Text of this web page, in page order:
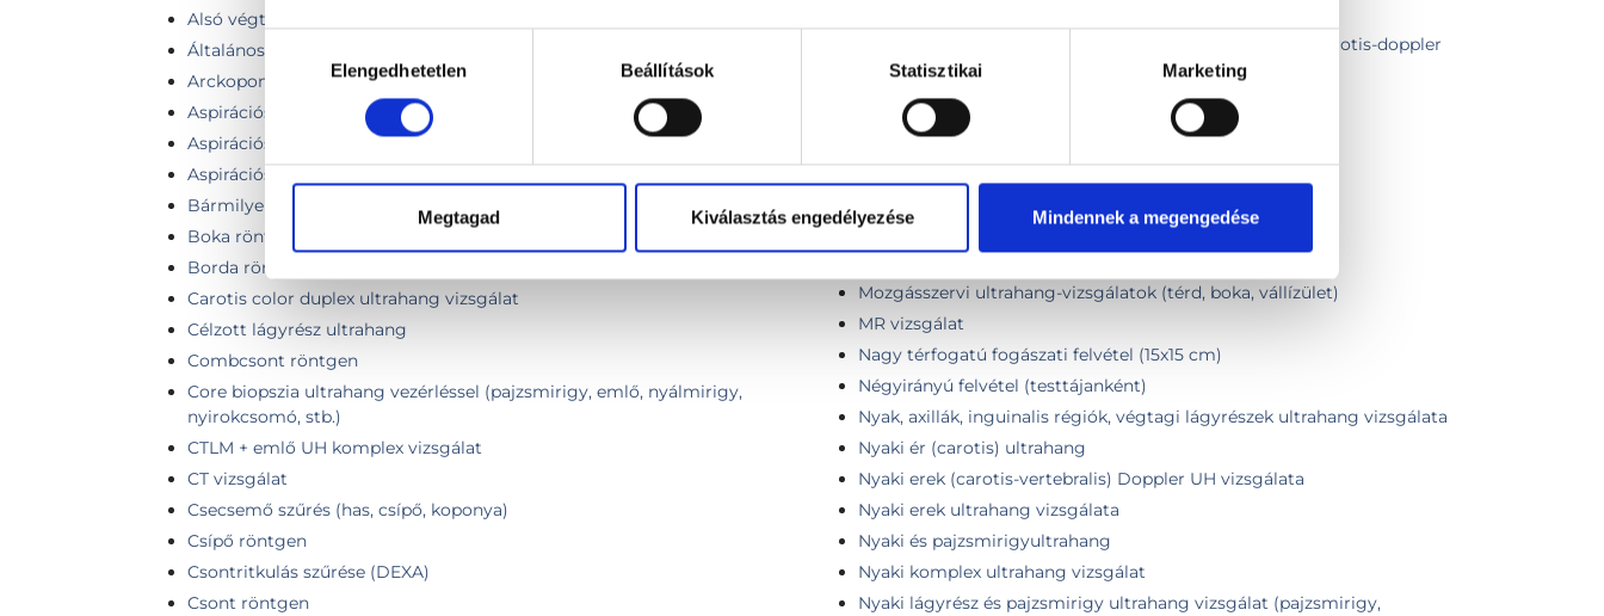
kiválasztásaElengedhetetlen Beállítások Statisztikai Marketing
Megtagad Kiválasztás engedélyezése Mindennek a megengedése
Alsó végtag vénás vagy artériás rendszerének vizsgálata két oldalon
Általános szűrőcsomag (pajzsmirigy és has-kismedence ultrahang)
Arckoponya röntgen
Aspirációs citológiai mintavétel vékonytűvel
Aspirációs mintavétel ultrahang vezérléssel felületes szervből, szövetből
Aspirációs mintavétel ultrahang vezérléssel pajzsmirigyből
Bármilyen röntgenvizsgálat testtájanként (felnőtt)
Boka röntgen
Borda röntgen
Carotis color duplex ultrahang vizsgálat
Célzott lágyrész ultrahang
Combcsont röntgen
Core biopszia ultrahang vezérléssel (pajzsmirigy, emlő, nyálmirigy,
nyirokcsomó, stb.)
CTLM + emlő UH komplex vizsgálat
CT vizsgálat
Csecsemő szűrés (has, csípő, koponya)
Csípő röntgen
Csontritkulás szűrése (DEXA)
Csont röntgen
"Manager-szűrés": hasi- és kismedence + pajzsmirigy + carotis-doppler
Mandibula felvétel (15x8 cm)
Maxilla felvétel (15x11 cm)
Medence röntgen
Mellkas 2 irányú rtg felvétel
Mellkasröntgen
Mozgásszervi ultrahang-vizsgálatok (térd, boka, vállízület)
MR vizsgálat
Nagy térfogatú fogászati felvétel (15x15 cm)
Négyirányú felvétel (testtájanként)
Nyak, axillák, inguinalis régiók, végtagi lágyrészek ultrahang vizsgálata
Nyaki ér (carotis) ultrahang
Nyaki erek (carotis-vertebralis) Doppler UH vizsgálata
Nyaki erek ultrahang vizsgálata
Nyaki és pajzsmirigyultrahang
Nyaki komplex ultrahang vizsgálat
Nyaki lágyrész és pajzsmirigy ultrahang vizsgálat (pajzsmirigy,